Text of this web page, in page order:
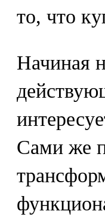
то, что
Начиная
Сами же